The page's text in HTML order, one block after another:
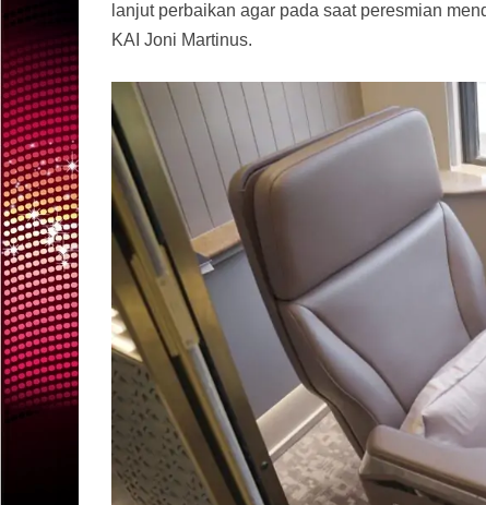
lanjut perbaikan agar pada saat peresmian
KAI Joni Martinus.